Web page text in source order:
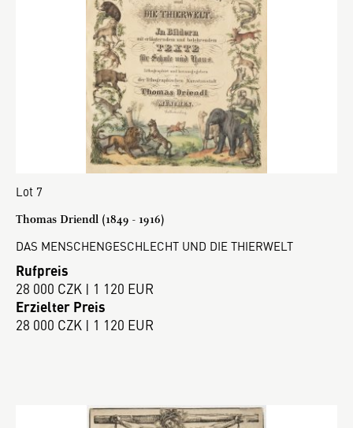
Lot 7
Thomas Driendl (1849 - 1916)
DAS MENSCHENGESCHLECHT UND DIE THIERWELT
Rufpreis
28 000 CZK | 1 120 EUR
Erzielter Preis
28 000 CZK | 1 120 EUR